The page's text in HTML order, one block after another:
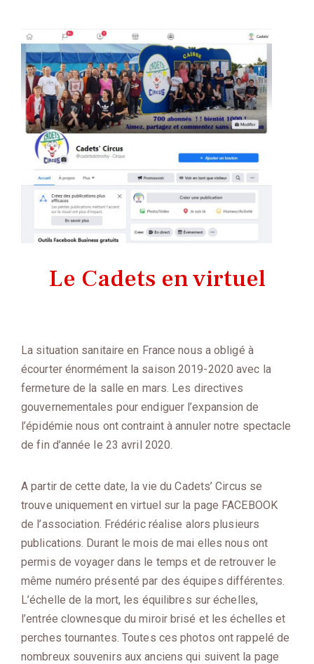
Le Cadets en virtuel
La situation sanitaire en France nous a obligé à
écourter énormément la saison 2019-2020 avec la
fermeture de la salle en mars. Les directives
gouvernementales pour endiguer l’expansion de
l’épidémie nous ont contraint à annuler notre spectacle
de fin d’année le 23 avril 2020.
A partir de cette date, la vie du Cadets’ Circus se
trouve uniquement en virtuel sur la page FACEBOOK
de l’association. Frédéric réalise alors plusieurs
publications. Durant le mois de mai elles nous ont
permis de voyager dans le temps et de retrouver le
même numéro présenté par des équipes différentes.
L’échelle de la mort, les équilibres sur échelles,
l’entrée clownesque du miroir brisé et les échelles et
perches tournantes. Toutes ces photos ont rappelé de
nombreux souvenirs aux anciens qui suivent la page